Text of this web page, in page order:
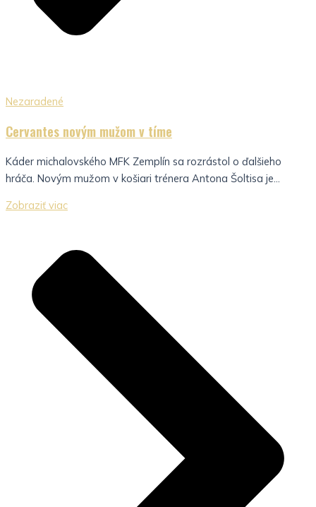
Nezaradené
Cervantes novým mužom v tíme
Káder michalovského MFK Zemplín sa rozrástol o ďalšieho
hráča. Novým mužom v košiari trénera Antona Šoltisa je...
Zobraziť viac